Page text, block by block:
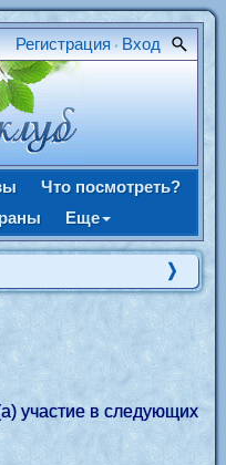
Регистрация • Вход
Что посмотреть?
Еще
участие в следующих